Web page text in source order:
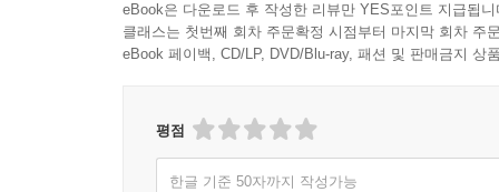
eBook은 다운로드 후 작성한 리뷰만 YES포인트 지급됩니
클래스는 첫번째 회차 주문확정 시점부터 마지막 회차 주
eBook 페이백, CD/LP, DVD/Blu-ray, 패션 및 판매금지 상
평점
한글 기준 50자까지 작성가능